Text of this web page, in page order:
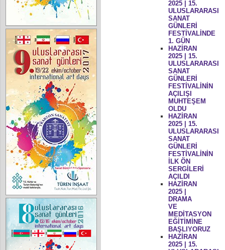
2025 | 15.
ULUSLARARASI
SANAT
GÜNLERİ
FESTİVALİNDE
1. GÜN
HAZİRAN
2025 | 15.
ULUSLARARASI
SANAT
GÜNLERİ
FESTİVALİNİN
AÇILIŞI
MUHTEŞEM
OLDU
HAZİRAN
2025 | 15.
ULUSLARARASI
SANAT
GÜNLERİ
FESTİVALİNİN
İLK ÖN
SERGİLERİ
AÇILDI
HAZİRAN
2025 |
DRAMA
VE
MEDİTASYON
EĞİTİMİNE
BAŞLIYORUZ
HAZİRAN
2025 | 15.